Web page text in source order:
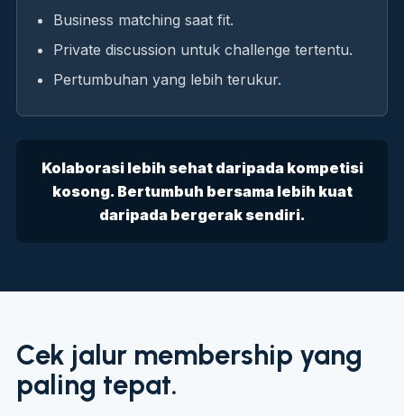
Business matching saat fit.
Private discussion untuk challenge tertentu.
Pertumbuhan yang lebih terukur.
Kolaborasi lebih sehat daripada kompetisi
kosong. Bertumbuh bersama lebih kuat
daripada bergerak sendiri.
Cek jalur membership yang
paling tepat.